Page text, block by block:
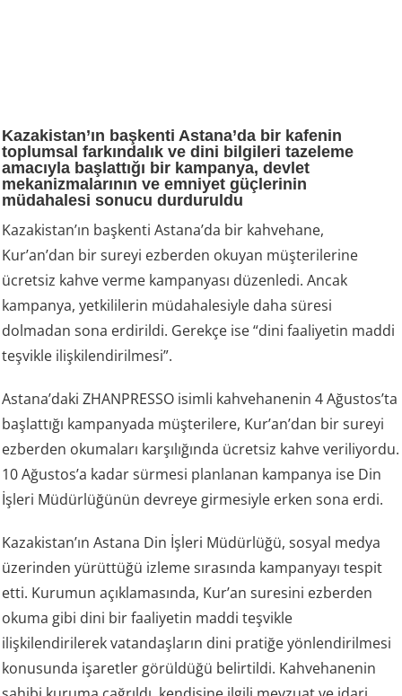
Kazakistan’ın başkenti Astana’da bir kafenin
toplumsal farkındalık ve dini bilgileri tazeleme
amacıyla başlattığı bir kampanya, devlet
mekanizmalarının ve emniyet güçlerinin
müdahalesi sonucu durduruldu
Kazakistan’ın başkenti Astana’da bir kahvehane,
Kur’an’dan bir sureyi ezberden okuyan müşterilerine
ücretsiz kahve verme kampanyası düzenledi. Ancak
kampanya, yetkililerin müdahalesiyle daha süresi
dolmadan sona erdirildi. Gerekçe ise “dini faaliyetin maddi
teşvikle ilişkilendirilmesi”.
Astana’daki ZHANPRESSO isimli kahvehanenin 4 Ağustos’ta
başlattığı kampanyada müşterilere, Kur’an’dan bir sureyi
ezberden okumaları karşılığında ücretsiz kahve veriliyordu.
10 Ağustos’a kadar sürmesi planlanan kampanya ise Din
İşleri Müdürlüğünün devreye girmesiyle erken sona erdi.
Kazakistan’ın Astana Din İşleri Müdürlüğü, sosyal medya
üzerinden yürüttüğü izleme sırasında kampanyayı tespit
etti. Kurumun açıklamasında, Kur’an suresini ezberden
okuma gibi dini bir faaliyetin maddi teşvikle
ilişkilendirilerek vatandaşların dini pratiğe yönlendirilmesi
konusunda işaretler görüldüğü belirtildi. Kahvehanenin